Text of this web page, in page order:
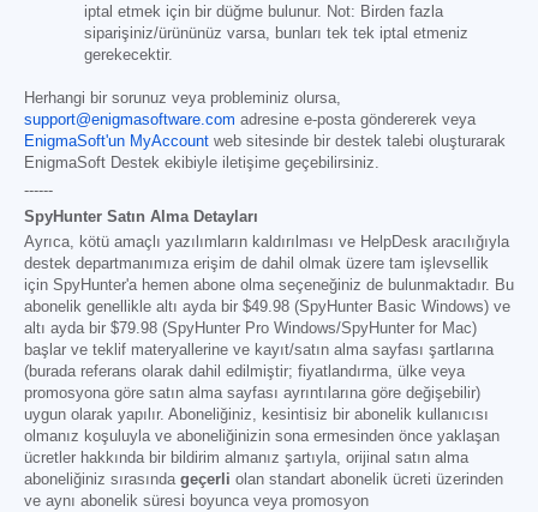
iptal etmek için bir düğme bulunur. Not: Birden fazla
siparişiniz/ürününüz varsa, bunları tek tek iptal etmeniz
gerekecektir.
Herhangi bir sorunuz veya probleminiz olursa,
support@enigmasoftware.com adresine e-posta göndererek veya
EnigmaSoft'un MyAccount web sitesinde bir destek talebi oluşturarak
EnigmaSoft Destek ekibiyle iletişime geçebilirsiniz.
------
SpyHunter Satın Alma Detayları
Ayrıca, kötü amaçlı yazılımların kaldırılması ve HelpDesk aracılığıyla
destek departmanımıza erişim de dahil olmak üzere tam işlevsellik
için SpyHunter'a hemen abone olma seçeneğiniz de bulunmaktadır. Bu
abonelik genellikle altı ayda bir $49.98 (SpyHunter Basic Windows) ve
altı ayda bir $79.98 (SpyHunter Pro Windows/SpyHunter for Mac)
başlar ve teklif materyallerine ve kayıt/satın alma sayfası şartlarına
(burada referans olarak dahil edilmiştir; fiyatlandırma, ülke veya
promosyona göre satın alma sayfası ayrıntılarına göre değişebilir)
uygun olarak yapılır. Aboneliğiniz, kesintisiz bir abonelik kullanıcısı
olmanız koşuluyla ve aboneliğinizin sona ermesinden önce yaklaşan
ücretler hakkında bir bildirim almanız şartıyla, orijinal satın alma
aboneliğiniz sırasında geçerli olan standart abonelik ücreti üzerinden
ve aynı abonelik süresi boyunca veya promosyon